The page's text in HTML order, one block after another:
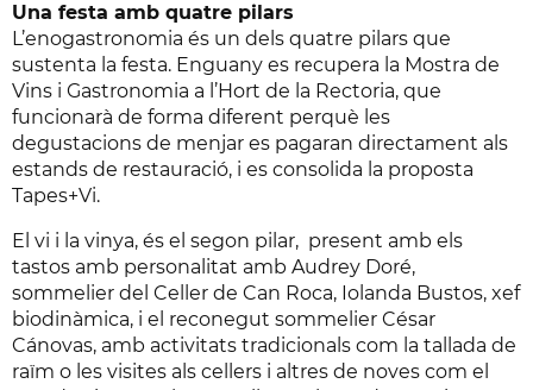
Una festa amb quatre pilars
L’enogastronomia és un dels quatre pilars que
sustenta la festa. Enguany es recupera la Mostra de
Vins i Gastronomia a l’Hort de la Rectoria, que
funcionarà de forma diferent perquè les
degustacions de menjar es pagaran directament als
estands de restauració, i es consolida la proposta
Tapes+Vi.
El vi i la vinya, és el segon pilar, present amb els
tastos amb personalitat amb Audrey Doré,
sommelier del Celler de Can Roca, Iolanda Bustos, xef
biodinàmica, i el reconegut sommelier César
Cánovas, amb activitats tradicionals com la tallada de
raïm o les visites als cellers i altres de noves com el